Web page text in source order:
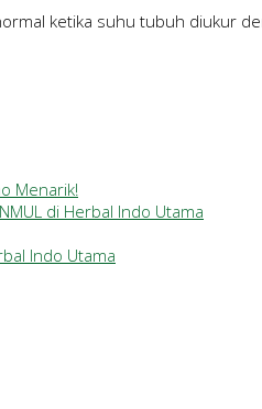
ketika suhu tubuh diukur
Menarik!
di Herbal Indo Utama
Indo Utama